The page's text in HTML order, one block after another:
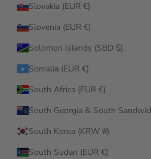
Slovakia (EUR €)
Slovenia (EUR €)
Solomon Islands (SBD $)
Somalia (EUR €)
South Africa (EUR €)
South Georgia & South
South Korea (KRW ₩)
South Sudan (EUR €)